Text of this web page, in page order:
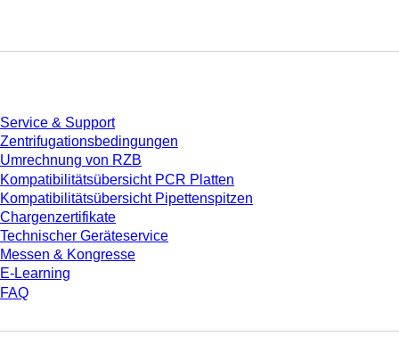
Service & Support
Zentrifugationsbedingungen
Umrechnung von RZB
Kompatibilitätsübersicht PCR Platten
Kompatibilitätsübersicht Pipettenspitzen
Chargenzertifikate
Technischer Geräteservice
Messen & Kongresse
E-Learning
FAQ